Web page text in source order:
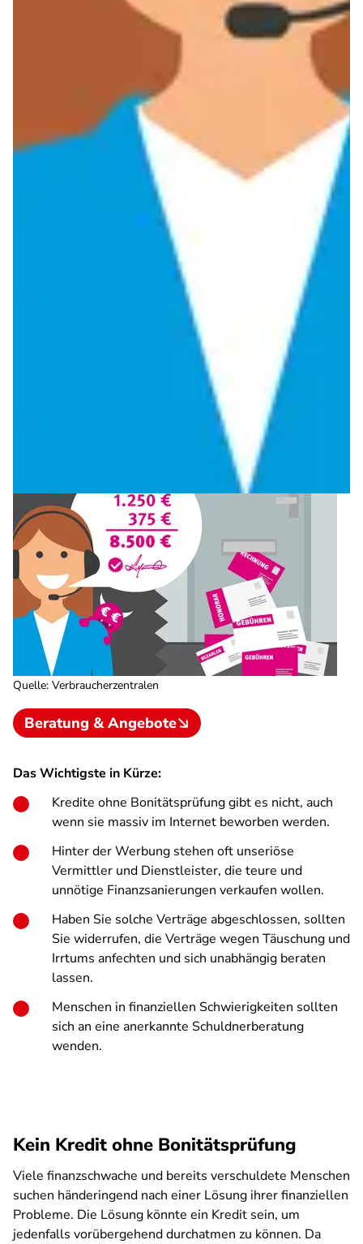
Quelle: Verbraucherzentralen
Beratung & Angebote
Das Wichtigste in Kürze:
Kredite ohne Bonitätsprüfung gibt es nicht, auch
wenn sie massiv im Internet beworben werden.
Hinter der Werbung stehen oft unseriöse
Vermittler und Dienstleister, die teure und
unnötige Finanzsanierungen verkaufen wollen.
Haben Sie solche Verträge abgeschlossen, sollten
Sie widerrufen, die Verträge wegen Täuschung und
Irrtums anfechten und sich unabhängig beraten
lassen.
Menschen in finanziellen Schwierigkeiten sollten
sich an eine anerkannte Schuldnerberatung
wenden.
Kein Kredit ohne Bonitätsprüfung
Viele finanzschwache und bereits verschuldete Menschen
suchen händeringend nach einer Lösung ihrer finanziellen
Probleme. Die Lösung könnte ein Kredit sein, um
jedenfalls vorübergehend durchatmen zu können. Da